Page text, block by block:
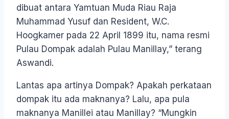
dibuat antara Yamtuan Muda Riau Raja
Muhammad Yusuf dan Resident, W.C.
Hoogkamer pada 22 April 1899 itu, nama resmi
Pulau Dompak adalah Pulau Manillay,” terang
Aswandi.
Lantas apa artinya Dompak? Apakah perkataan
dompak itu ada maknanya? Lalu, apa pula
maknanya Manillei atau Manillay? “Mungkin